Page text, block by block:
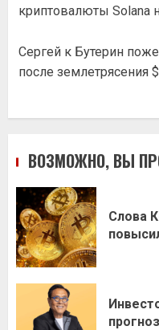
криптовалюты Solana
Сергей к Бутерин
после землетрясения
ВОЗМОЖНО, ВЫ
Слова